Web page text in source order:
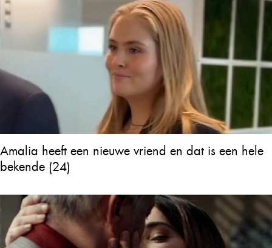
Amalia heeft een nieuwe vriend en dat is een hele
bekende (24)